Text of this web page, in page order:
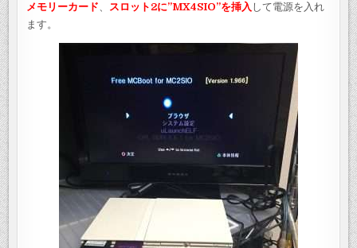
メモリーカード、 スロット2に”MX4SIO”を挿入 して電源を入れ
ます。